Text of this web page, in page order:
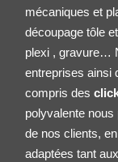
mécaniques et
découpage tôle
plexi , gravure…
entreprises ainsi
compris des
polyvalente
de nos clients,
adaptées tant